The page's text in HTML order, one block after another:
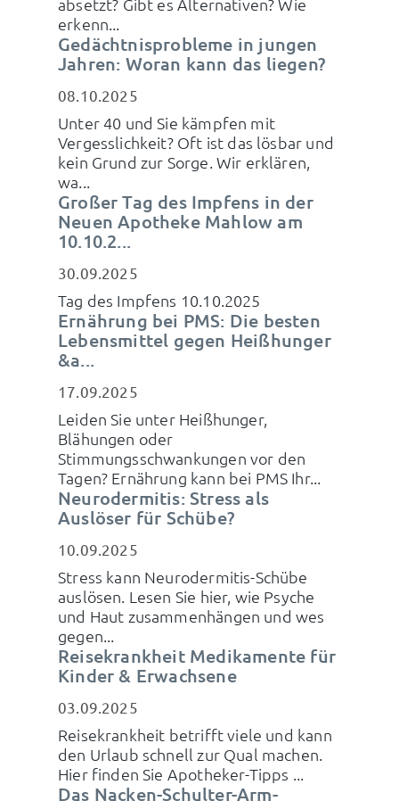
absetzt? Gibt es Alternativen? Wie
erkenn...
Gedächtnisprobleme in jungen
Jahren: Woran kann das liegen?
08.10.2025
Unter 40 und Sie kämpfen mit
Vergesslichkeit? Oft ist das lösbar und
kein Grund zur Sorge. Wir erklären,
wa...
Großer Tag des Impfens in der
Neuen Apotheke Mahlow am
10.10.2...
30.09.2025
Tag des Impfens 10.10.2025
Ernährung bei PMS: Die besten
Lebensmittel gegen Heißhunger
&a...
17.09.2025
Leiden Sie unter Heißhunger,
Blähungen oder
Stimmungsschwankungen vor den
Tagen? Ernährung kann bei PMS Ihr...
Neurodermitis: Stress als
Auslöser für Schübe?
10.09.2025
Stress kann Neurodermitis-Schübe
auslösen. Lesen Sie hier, wie Psyche
und Haut zusammenhängen und wes
gegen...
Reisekrankheit Medikamente für
Kinder & Erwachsene
03.09.2025
Reisekrankheit betrifft viele und kann
den Urlaub schnell zur Qual machen.
Hier finden Sie Apotheker-Tipps ...
Das Nacken-Schulter-Arm-